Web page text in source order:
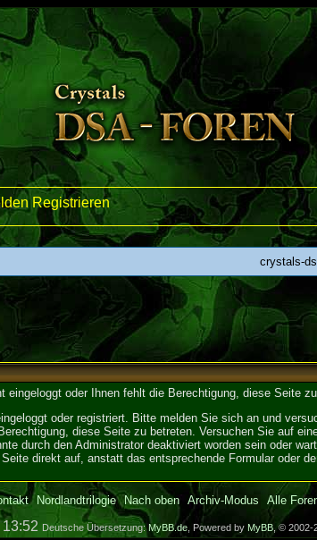
Registrieren
crystals-
eingeloggt oder Ihnen fehlt die Berechtigung, diese Seite
oder registriert. Bitte melden Sie sich an und
diese Seite zu betreten. Versuchen Sie auf
durch den Administrator deaktiviert worden sein oder
direkt auf, anstatt das entsprechende Formular oder
Nordlandtrilogie Nach oben Archiv-Modus Alle
Deutsche Übersetzung:MyBB.de , Powered by MyBB , © 2002-